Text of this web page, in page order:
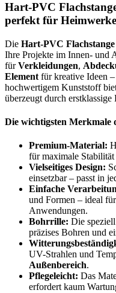
Hart-PVC
perfekt für
Die Hart-PVC Flachstange
Ihre Projekte im Innen- und
fürVerkleidungen,
Element für kreative Ideen
hochwertigem Kunststoff
überzeugt durch erstklassige
Die wichtigsten Merkmale
Premium-Material:
für maximale
Vielseitiges Design:
einsetzbar – passt in
Einfache
und Formen – ideal für
Anwendungen.
Bohrrille: Die
präzises Bohren und
UV-Strahlen und
Außenbereich.
Pflegeleicht: Das
erfordert kaum